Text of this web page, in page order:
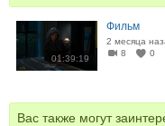
01:39:19
Фильм
2 месяца
8
0
Вас также могут